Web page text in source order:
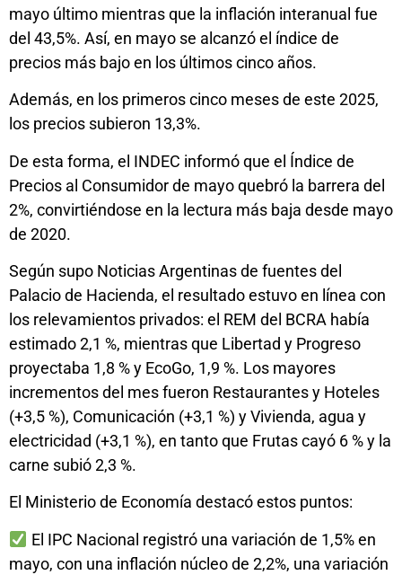
mayo último mientras que la inflación interanual fue
del 43,5%. Así, en mayo se alcanzó el índice de
precios más bajo en los últimos cinco años.
Además, en los primeros cinco meses de este 2025,
los precios subieron 13,3%.
De esta forma, el INDEC informó que el Índice de
Precios al Consumidor de mayo quebró la barrera del
2%, convirtiéndose en la lectura más baja desde mayo
de 2020.
Según supo Noticias Argentinas de fuentes del
Palacio de Hacienda, el resultado estuvo en línea con
los relevamientos privados: el REM del BCRA había
estimado 2,1 %, mientras que Libertad y Progreso
proyectaba 1,8 % y EcoGo, 1,9 %. Los mayores
incrementos del mes fueron Restaurantes y Hoteles
(+3,5 %), Comunicación (+3,1 %) y Vivienda, agua y
electricidad (+3,1 %), en tanto que Frutas cayó 6 % y la
carne subió 2,3 %.
El Ministerio de Economía destacó estos puntos:
El IPC Nacional registró una variación de 1,5% en
mayo, con una inflación núcleo de 2,2%, una variación